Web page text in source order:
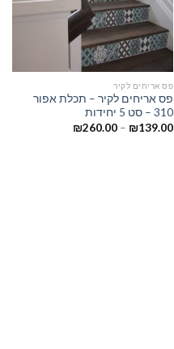
פס אריחים לקיר
פס אריחים לקיר – תכלת אפור
310 – סט 5 יחידות
₪139.00
–
₪260.00